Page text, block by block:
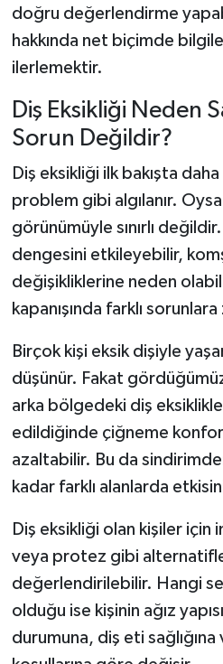
doğru değerlendirme
hakkında net biçimde
ilerlemektir.
Diş Eksikliği Neden
Sorun Değildir?
Diş eksikliği ilk bakışta
problem gibi algılanır.
görünümüyle sınırlı
dengesini etkileyebilir,
değişikliklerine neden
kapanışında farklı
Birçok kişi eksik dişiyle
düşünür. Fakat
arka bölgedeki diş
edildiğinde çiğneme
azaltabilir. Bu da
kadar farklı alanlarda
Diş eksikliği olan kişiler
veya protez gibi
değerlendirilebilir. Hangi
olduğu ise kişinin ağız
durumuna, diş eti sağlığına